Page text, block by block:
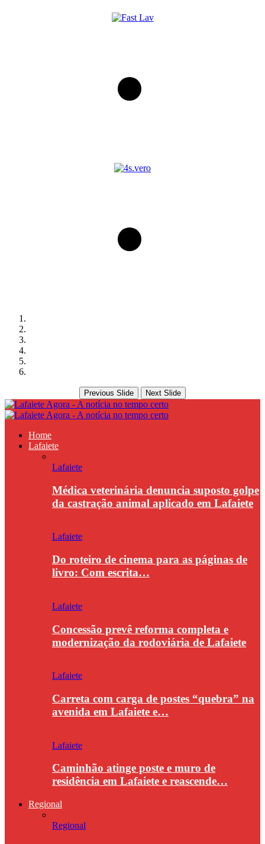
Previous Slide Next Slide
Home
Lafaiete
Lafaiete
Médica veterinária denuncia suposto golpe
da castração animal aplicado em Lafaiete
Lafaiete
Do roteiro de cinema para as páginas de
livro: Com escrita…
Lafaiete
Concessão prevê reforma completa e
modernização da rodoviária de Lafaiete
Lafaiete
Carreta com carga de postes “quebra” na
avenida em Lafaiete e…
Lafaiete
Caminhão atinge poste e muro de
residência em Lafaiete e reascende…
Regional
Regional